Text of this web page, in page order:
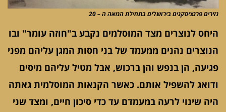
נזירים פרנציסקנים בירושלים בתחילת המאה ה – 20
היחס לנוצרים מצד המוסלמים נקבע ב"חוזה עומר" ובו
הנוצרים נהנים ממעמד של בני חסות המגן עליהם מפני
פגיעה, הן בנפש והן ברכוש, אבל מטיל עליהם מיסים
ודואג להשפיל אותם. כאשר הקנאות המוסלמית גאתה
היה שינוי לרעה במעמדם עד כדי סיכון חיים, ומצד שני